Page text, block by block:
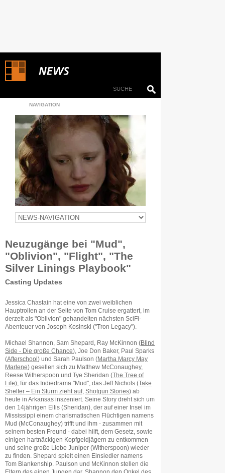
NAVIGATION
Neuzugänge bei "Mud",
"Oblivion", "Flight", "The
Silver Linings Playbook"
Casting Updates
Jessica Chastain hat eine von zwei weiblichen
Hauptrollen an der Seite von Tom Cruise ergattert, im
derzeit als "Oblivion" gehandelten nächsten SciFi-
Abenteuer von Joseph Kosinski ("Tron Legacy").
Michael Shannon, Sam Shepard, Ray McKinnon (Blind
Side - Die große Chance), Joe Don Baker, Paul Sparks
(Afterschool ) und Sarah Paulson (Martha Marcy May
Marlene) gesellen sich zu Matthew McConaughey,
Reese Witherspoon und Tye Sheridan (The Tree of
Life), für das Indiedrama "Mud", das Jeff Nichols (Take
Shelter – Ein Sturm zieht auf, Shotgun Stories) ab
heute in Arkansas inszeniert. Seine Story dreht sich um
den 14jährigen Ellis (Sheridan), der auf einer Insel im
Mississippi einem charismatischen Flüchtigen namens
Mud (McConaughey) trifft und ihm - zusammen mit
seinem besten Freund - dabei hilft, dem Gesetz, sowie
einigen hartnäckigen Kopfgeldjägern zu entkommen
und seine große Liebe Juniper (Witherspoon) wieder
zu finden. Shepard spielt einen Einsiedler namens
Tom Blankenship. Paulson und McKinnon stellen die